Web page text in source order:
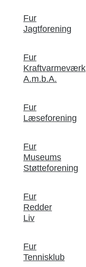
Fur
Jagtforening
Fur
Kraftvarmeværk
A.m.b.A.
Fur
Læseforening
Fur
Museums
Støtteforening
Fur
Redder
Liv
Fur
Tennisklub